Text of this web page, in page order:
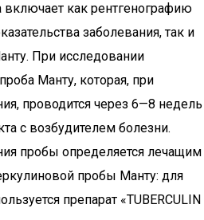
включает как рентгенографию
заболевания, так и
При исследовании
Манту, которая, при
проводится через 6—8 недель
с возбудителем болезни.
пробы определяется лечащим
пробы Манту: для
препарат «TUBERCULIN